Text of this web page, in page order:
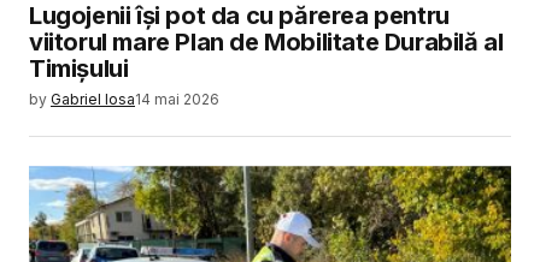
Lugojenii își pot da cu părerea pentru
viitorul mare Plan de Mobilitate Durabilă al
Timișului
by Gabriel Iosa14 mai 2026